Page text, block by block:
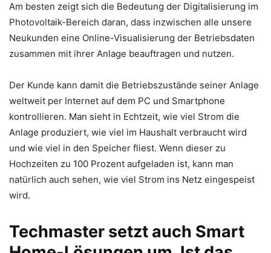
Am besten zeigt sich die Bedeutung der Digitalisierung im
Photovoltaik-Bereich daran, dass inzwischen alle unsere
Neukunden eine Online-Visualisierung der Betriebsdaten
zusammen mit ihrer Anlage beauftragen und nutzen.
Der Kunde kann damit die Betriebszustände seiner Anlage
weltweit per Internet auf dem PC und Smartphone
kontrollieren. Man sieht in Echtzeit, wie viel Strom die
Anlage produziert, wie viel im Haushalt verbraucht wird
und wie viel in den Speicher fliest. Wenn dieser zu
Hochzeiten zu 100 Prozent aufgeladen ist, kann man
natürlich auch sehen, wie viel Strom ins Netz eingespeist
wird.
Techmaster setzt auch Smart